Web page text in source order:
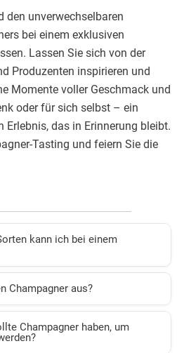
den unverwechselbaren
bei einem exklusiven
Lassen Sie sich von der
Produzenten inspirieren und
Momente voller Geschmack und
oder für sich selbst – ein
Erlebnis, das in Erinnerung bleibt.
Tasting und feiern Sie die
kann ich bei einem
Sorten zu probieren,
und Tasting-Thema, sodass
Champagner aus?
Perlage aus. Achten Sie
Champagner haben, um